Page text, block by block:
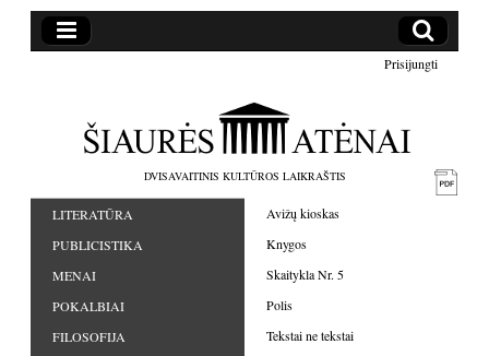
Prisijungti
DVISAVAITINIS KULTŪROS LAIKRAŠTIS
LITERATŪRA
PUBLICISTIKA
MENAI
POKALBIAI
FILOSOFIJA
Avižų kioskas
Knygos
Skaitykla Nr. 5
Polis
Tekstai ne tekstai